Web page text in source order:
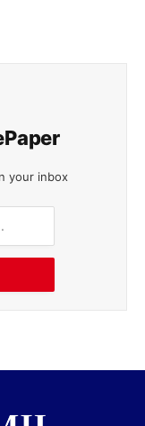
your inbox